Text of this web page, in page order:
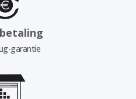
garantie